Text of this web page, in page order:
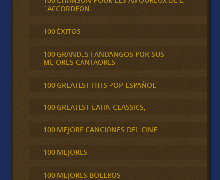
´ACCORDEÓN
100 ÉXITOS
100 GRANDES FANDANGOS POR SUS
MEJORES CANTAORES
100 GREATEST HITS POP ESPAÑOL
100 GREATEST LATIN CLASSICS,
100 MEJORE CANCIONES DEL CINE
100 MEJORES
100 MEJORES BOLEROS